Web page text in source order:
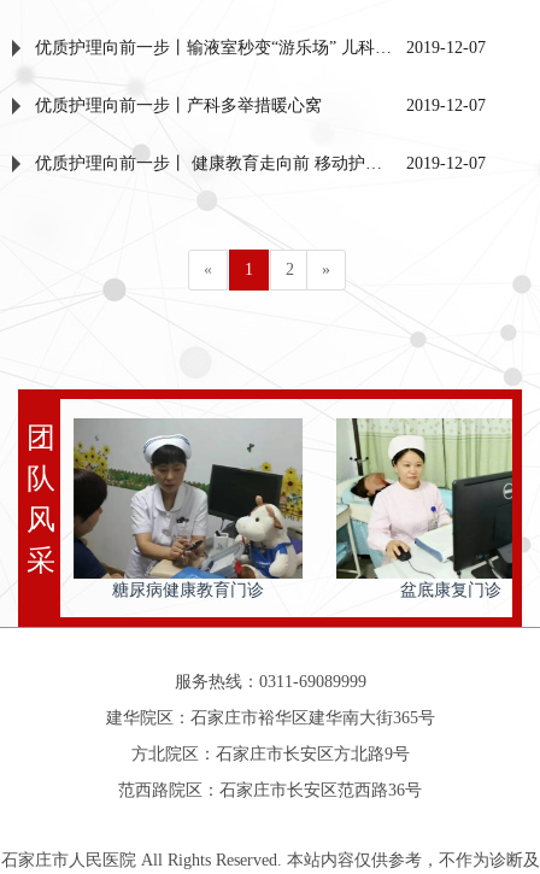
2019-12-07
优质护理向前一步丨产科多举措暖心窝 2019-12-07
2019-12-07
« 1 2 »
团
队
风
采
糖尿病健康教育门诊 盆底康复门诊
服务热线：0311-69089999
建华院区：石家庄市裕华区建华南大街365号
方北院区：石家庄市长安区方北路9号
范西路院区：石家庄市长安区范西路36号
石家庄市人民医院 All Rights Reserved. 本站内容仅供参考，不作为诊断及